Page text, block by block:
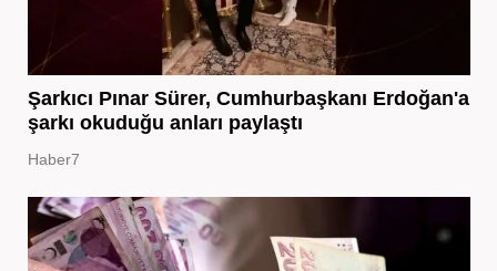
Şarkıcı Pınar Sürer, Cumhurbaşkanı Erdoğan'a
şarkı okuduğu anları paylaştı
Haber7